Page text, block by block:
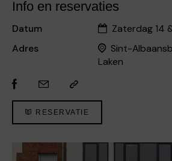
Info en reservaties
Datum
Zaterdag 14
Adres
Sint-
Laken
RESERVATIE